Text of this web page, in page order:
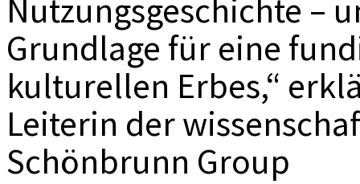
Nutzungsgeschichte –
Grundlage für eine
kulturellen Erbes,“
Leiterin der
Schönbrunn Group